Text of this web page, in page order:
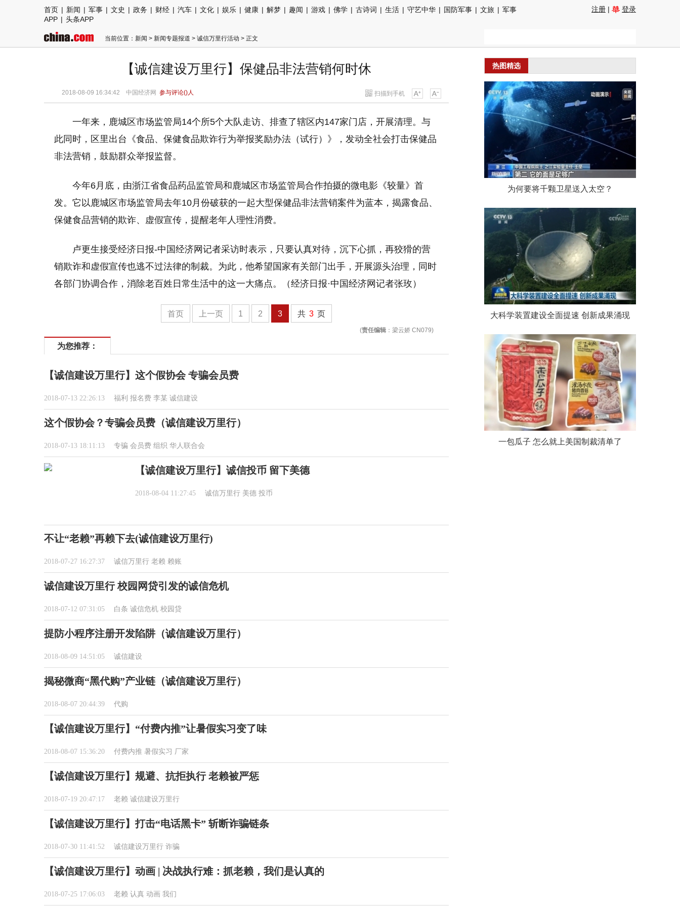
首页 | 新闻 | 军事 | 文史 | 政务 | 财经 | 汽车 | 文化 | 娱乐 | 健康 | 解梦 | 趣闻 | 游戏 | 佛学 | 古诗词 | 生活 | 守艺中华 | 国防军事 | 文旅 | 军事
APP | 头条APP
注册 | 登录
当前位置： 新闻 > 新闻专题报道 > 诚信万里行活动 > 正文
【诚信建设万里行】保健品非法营销何时休
扫描到手机
2018-08-09 16:34:42 中国经济网 参与评论()人
一年来，鹿城区市场监管局14个所5个大队走访、排查了辖区内147家门店，开展清理。与
此同时，区里出台《食品、保健食品欺诈行为举报奖励办法（试行）》，发动全社会打击保健品
非法营销，鼓励群众举报监督。
今年6月底，由浙江省食品药品监管局和鹿城区市场监管局合作拍摄的微电影《较量》首
发。它以鹿城区市场监管局去年10月份破获的一起大型保健品非法营销案件为蓝本，揭露食品、
保健食品营销的欺诈、虚假宣传，提醒老年人理性消费。
卢更生接受经济日报-中国经济网记者采访时表示，只要认真对待，沉下心抓，再狡猾的营
销欺诈和虚假宣传也逃不过法律的制裁。为此，他希望国家有关部门出手，开展源头治理，同时
各部门协调合作，消除老百姓日常生活中的这一大痛点。（经济日报·中国经济网记者张玫）
首页 上一页 1 2 3 共 3 页
(责任编辑 ：梁云娇 CN079)
为您推荐：
【诚信建设万里行】这个假协会 专骗会员费
2018-07-13 22:26:13 福利 报名费 李某 诚信建设
这个假协会？专骗会员费（诚信建设万里行）
2018-07-13 18:11:13 专骗 会员费 组织 华人联合会
【诚信建设万里行】诚信投币 留下美德
2018-08-04 11:27:45 诚信万里行 美德 投币
不让“老赖”再赖下去(诚信建设万里行)
2018-07-27 16:27:37 诚信万里行 老赖 赖账
诚信建设万里行 校园网贷引发的诚信危机
2018-07-12 07:31:05 白条 诚信危机 校园贷
提防小程序注册开发陷阱（诚信建设万里行）
2018-08-09 14:51:05 诚信建设
揭秘微商“黑代购”产业链（诚信建设万里行）
2018-08-07 20:44:39 代购
【诚信建设万里行】“付费内推”让暑假实习变了味
2018-08-07 15:36:20 付费内推 暑假实习 厂家
【诚信建设万里行】规避、抗拒执行 老赖被严惩
2018-07-19 20:47:17 老赖 诚信建设万里行
【诚信建设万里行】打击“电话黑卡” 斩断诈骗链条
2018-07-30 11:41:52 诚信建设万里行 诈骗
【诚信建设万里行】动画 | 决战执行难：抓老赖，我们是认真的
2018-07-25 17:06:03 老赖 认真 动画 我们
热图精选
为何要将千颗卫星送入太空？
大科学装置建设全面提速 创新成果涌现
一包瓜子 怎么就上美国制裁清单了